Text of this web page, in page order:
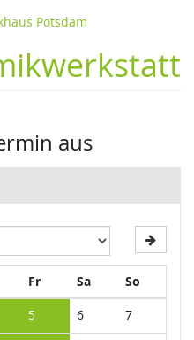
Potsdam
aus
Donnerstag
FrFreitagSaSamstag
So
5 6 7